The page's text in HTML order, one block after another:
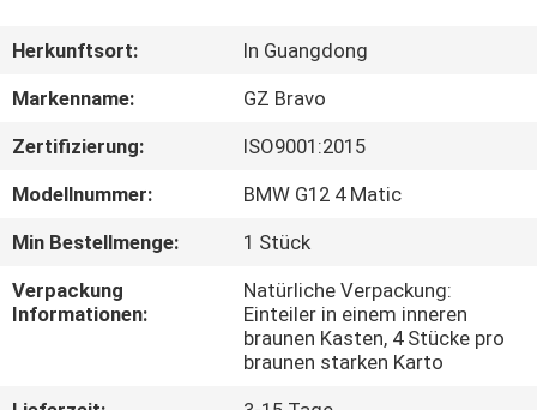
ÜBER
UNS
FABRIK-
AUSFLUG
QUALITÄTSKONTROLLE
SIE
Herkunftsort:
In Guangdong
Markenname:
GZ Bravo
Zertifizierung:
ISO9001:2015
Modellnummer:
BMW G12 4 Matic
Min Bestellmenge:
1 Stück
Verpackung
Informationen:
Natürliche Verpackung:
Einteiler in einem inneren
braunen Kasten, 4 Stücke pro
braunen starken Karto